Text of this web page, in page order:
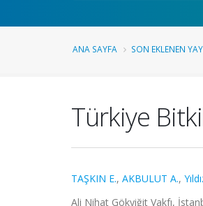
ANA SAYFA SON EKLENEN
Türkiye
TAŞKIN E., AKBULUT A.,
Ali Nihat Gökyiğit Vakfı,